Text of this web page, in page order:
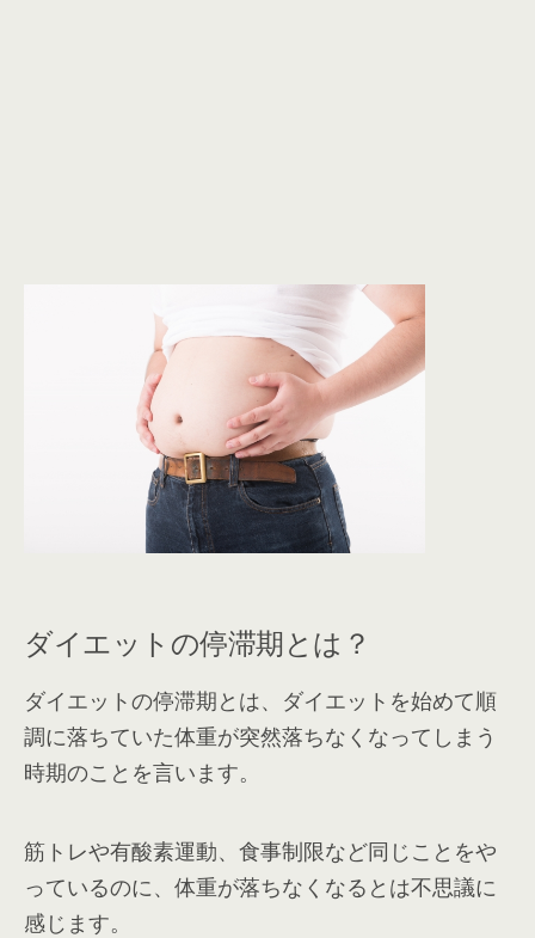
ダイエットの停滞期とは？
ダイエットの停滞期とは、ダイエットを始めて順
調に落ちていた体重が突然落ちなくなってしまう
時期のことを言います。
筋トレや有酸素運動、食事制限など同じことをや
っているのに、体重が落ちなくなるとは不思議に
感じます。